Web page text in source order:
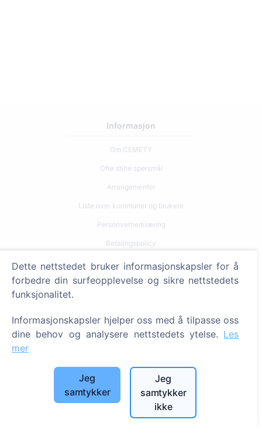
Informasjon
Om CEMETY
Ofte stilte spørsmål
Arrangementer
Liste over kommuner og brukere
Personvernerklæring
Betalingspolicy
Innstillinger for informasjonskapsler
Søk
Søk etter gravplasser
SIA "CEMETY", LV40103618951
Dette nettstedet bruker informasjonskapsler for å
forbedre din surfeopplevelse og sikre nettstedets
funksjonalitet.
Informasjonskapsler hjelper oss med å tilpasse oss
dine behov og analysere nettstedets ytelse. Les
mer
Jeg
samtykker
Jeg
samtykker
ikke